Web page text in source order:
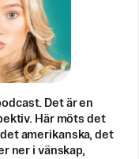
Det är en
Här möts det
amerikanska, det
ner i vänskap,